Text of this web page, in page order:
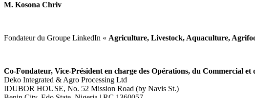
M. Kosona Chriv
Fondateur du Groupe LinkedIn « Agriculture, Livestock, Aquaculture,
Co-Fondateur, Vice-Président en charge des Opérations, du Commercial
Deko Integrated & Agro Processing Ltd
IDUBOR HOUSE, No. 52 Mission Road (by Navis St.)